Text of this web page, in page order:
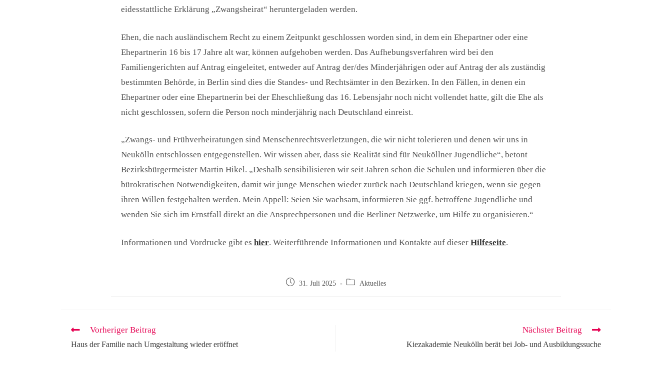
eidesstattliche Erklärung „Zwangsheirat“ heruntergeladen werden.
Ehen, die nach ausländischem Recht zu einem Zeitpunkt geschlossen worden sind, in dem ein Ehepartner oder eine
Ehepartnerin 16 bis 17 Jahre alt war, können aufgehoben werden. Das Aufhebungsverfahren wird bei den
Familiengerichten auf Antrag eingeleitet, entweder auf Antrag der/des Minderjährigen oder auf Antrag der als zuständig
bestimmten Behörde, in Berlin sind dies die Standes- und Rechtsämter in den Bezirken. In den Fällen, in denen ein
Ehepartner oder eine Ehepartnerin bei der Eheschließung das 16. Lebensjahr noch nicht vollendet hatte, gilt die Ehe als
nicht geschlossen, sofern die Person noch minderjährig nach Deutschland einreist.
„Zwangs- und Frühverheiratungen sind Menschenrechtsverletzungen, die wir nicht tolerieren und denen wir uns in
Neukölln entschlossen entgegenstellen. Wir wissen aber, dass sie Realität sind für Neuköllner Jugendliche“, betont
Bezirksbürgermeister Martin Hikel. „Deshalb sensibilisieren wir seit Jahren schon die Schulen und informieren über die
bürokratischen Notwendigkeiten, damit wir junge Menschen wieder zurück nach Deutschland kriegen, wenn sie gegen
ihren Willen festgehalten werden. Mein Appell: Seien Sie wachsam, informieren Sie ggf. betroffene Jugendliche und
wenden Sie sich im Ernstfall direkt an die Ansprechpersonen und die Berliner Netzwerke, um Hilfe zu organisieren.“
Informationen und Vordrucke gibt es hier. Weiterführende Informationen und Kontakte auf dieser Hilfeseite.
31. Juli 2025 Aktuelles
Vorheriger Beitrag
Haus der Familie nach Umgestaltung wieder eröffnet
Nächster Beitrag
Kiezakademie Neukölln berät bei Job- und Ausbildungssuche